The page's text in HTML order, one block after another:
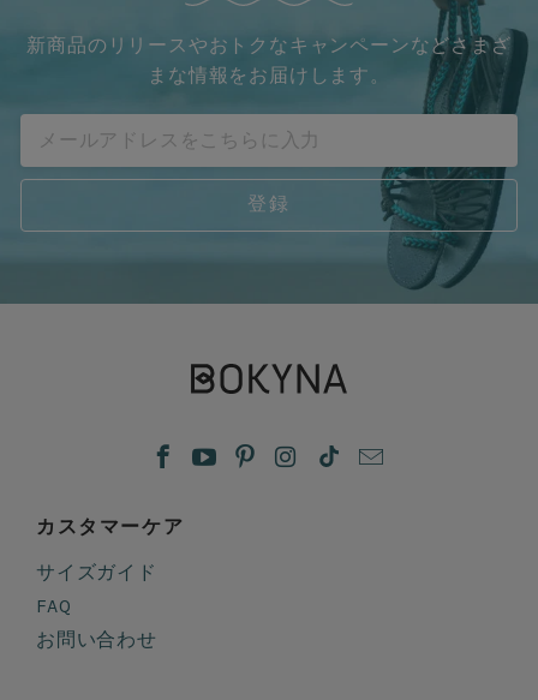
新商品のリリースやおトクなキャンペーンなどさまざ
まな情報をお届けします。
カスタマーケア
サイズガイド
FAQ
お問い合わせ